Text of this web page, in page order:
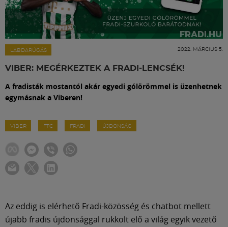
LABDARÚGÁS 2022. MÁRCIUS 5.
VIBER: MEGÉRKEZTEK A FRADI-LENCSÉK!
A fradisták mostantól akár egyedi gólörömmel is üzenhetnek
egymásnak a Viberen!
VIBER FTC FRADI ÚJDONSÁG
Az eddig is elérhető Fradi-közösség és chatbot mellett
újabb fradis újdonsággal rukkolt elő a világ egyik vezető
Hírek
Labdarúgás
Szakosztályok
Meccscenter
Klub
Shop